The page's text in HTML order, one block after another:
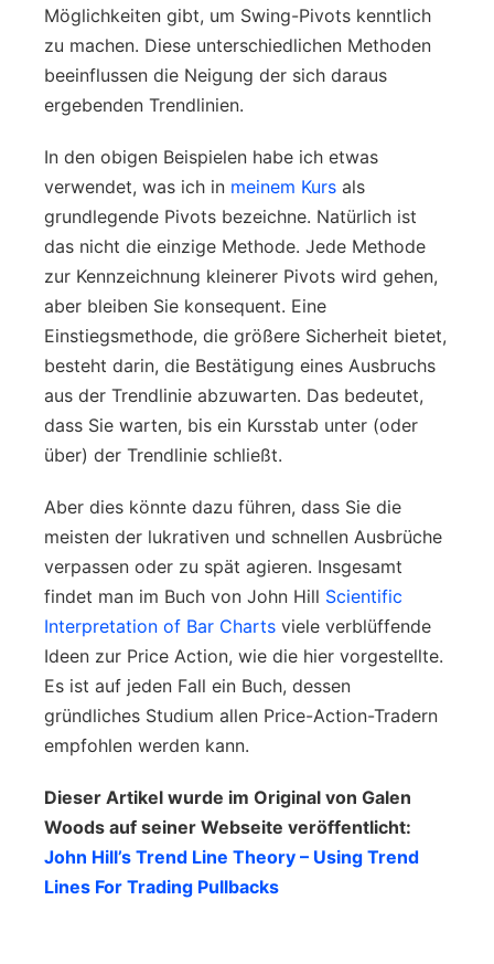
Möglichkeiten gibt, um Swing-Pivots kenntlich
zu machen. Diese unterschiedlichen Methoden
beeinflussen die Neigung der sich daraus
ergebenden Trendlinien.
In den obigen Beispielen habe ich etwas
verwendet, was ich in meinem Kurs als
grundlegende Pivots bezeichne. Natürlich ist
das nicht die einzige Methode. Jede Methode
zur Kennzeichnung kleinerer Pivots wird gehen,
aber bleiben Sie konsequent. Eine
Einstiegsmethode, die größere Sicherheit bietet,
besteht darin, die Bestätigung eines Ausbruchs
aus der Trendlinie abzuwarten. Das bedeutet,
dass Sie warten, bis ein Kursstab unter (oder
über) der Trendlinie schließt.
Aber dies könnte dazu führen, dass Sie die
meisten der lukrativen und schnellen Ausbrüche
verpassen oder zu spät agieren. Insgesamt
findet man im Buch von John Hill Scientific
Interpretation of Bar Charts viele verblüffende
Ideen zur Price Action, wie die hier vorgestellte.
Es ist auf jeden Fall ein Buch, dessen
gründliches Studium allen Price-Action-Tradern
empfohlen werden kann.
Dieser Artikel wurde im Original von Galen
Woods auf seiner Webseite veröffentlicht:
John Hill’s Trend Line Theory – Using Trend
Lines For Trading Pullbacks